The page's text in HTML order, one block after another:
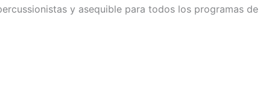
y asequible para todos los programas